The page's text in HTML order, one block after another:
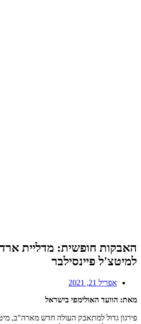
האבקות חופשית: מדליית
למיטצ'ל פיינסילבר
אפריל 21, 2021
מאת: הוועד האולימפי בישראל
פירגון גדול למתאבק העולה חדש מארה"ב,